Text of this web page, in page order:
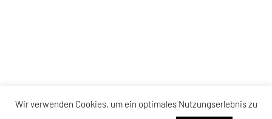
Wir verwenden Cookies, um ein optimales Nutzungserlebnis zu